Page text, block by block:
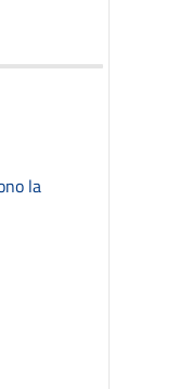
la